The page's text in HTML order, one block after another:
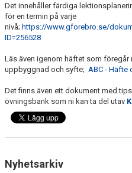
LEDARSTÖD
FRISTÅENDE
ANMÄLAN TILL TÄVLING/LÄGER
MATERIAL TILL LEDARE TRUPP
Det innehåller färdiga
för en termin på varje
nivå; https://www.gforebro.se/
ID=256528
Läs även igenom häftet som
uppbyggnad och syfte; ABC - Häfte
Det finns även ett dokument med
övningsbank som ni kan ta del utav
Nyhetsarkiv